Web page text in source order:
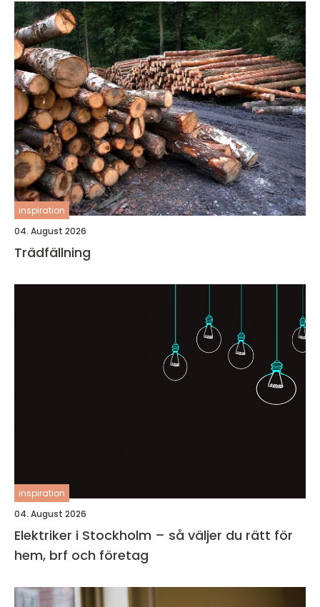
inspiration
04. August 2026
Trädfällning
inspiration
04. August 2026
Elektriker i Stockholm – så väljer du rätt för
hem, brf och företag